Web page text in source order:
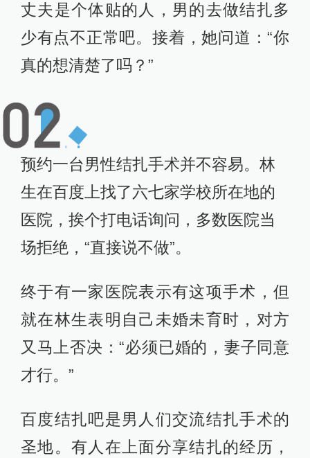
丈夫是个体贴的人，男的去做结扎多
少有点不正常吧。接着，她问道：“你
真的想清楚了吗？”
预约一台男性结扎手术并不容易。林
生在百度上找了六七家学校所在地的
医院，挨个打电话询问，多数医院当
场拒绝，“直接说不做”。
终于有一家医院表示有这项手术，但
就在林生表明自己未婚未育时，对方
又马上否决：“必须已婚的，妻子同意
才行。”
百度结扎吧是男人们交流结扎手术的
圣地。有人在上面分享结扎的经历，